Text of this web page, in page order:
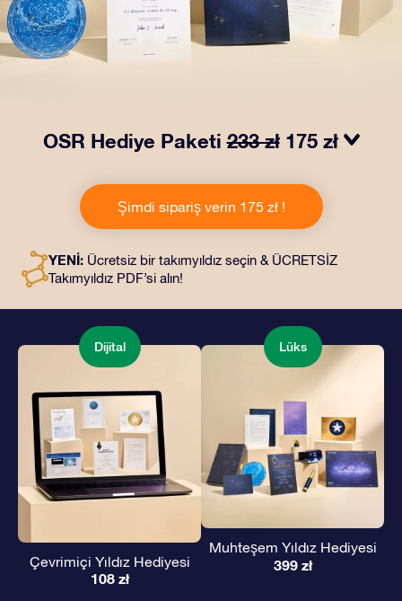
OSR Hediye Paketi233 zł 175 zł
zarf içinde kişiye özel hazırlanan belgelerin seçtiğiniz
adrese teslimatı ile çevrimiçi belgeler ve uygulamalara
erişim imkanı bu pakete dahildir. Bu, arkadaşlarınıza ve
yoludur.
Şimdi sipariş verin 175 zł !
YENİ: Ücretsiz bir takımyıldız seçin & ÜCRETSİZ
Takımyıldız PDF’si alın!
Dijital
Çevrimiçi Yıldız Hediyesi
108 zł
Lüks
Muhteşem Yıldız Hediyesi
399 zł